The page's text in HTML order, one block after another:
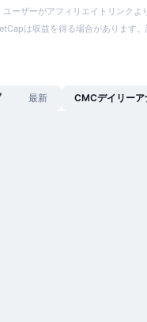
ーザーがアフィリエイトリンクよ
は収益を得る場合があります。
最新 CMCデイリーア